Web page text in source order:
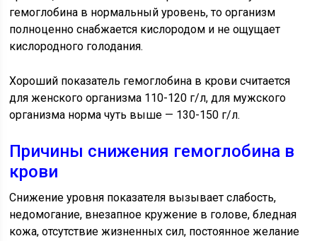
гемоглобина в нормальный уровень, то организм
полноценно снабжается кислородом и не ощущает
кислородного голодания.
Хороший показатель гемоглобина в крови считается
для женского организма 110-120 г/л, для мужского
организма норма чуть выше — 130-150 г/л.
Причины снижения гемоглобина в
крови
Снижение уровня показателя вызывает слабость,
недомогание, внезапное кружение в голове, бледная
кожа, отсутствие жизненных сил, постоянное желание